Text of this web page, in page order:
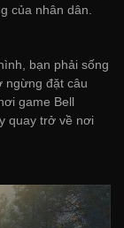
của nhân dân.
bạn phải sống
ngừng đặt câu
game Bell
quay trở về nơi